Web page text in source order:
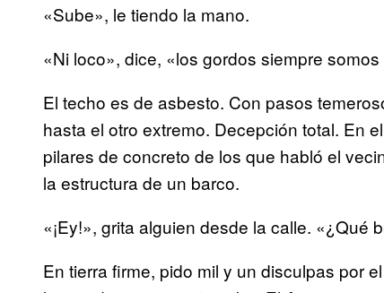
«Sube», le tiendo la mano.
«Ni loco», dice, «los gordos siempre
El techo es de asbesto. Con pasos
hasta el otro extremo. Decepción total. En
pilares de concreto de los que habló el
la estructura de un barco.
«¡Ey!», grita alguien desde la calle. «¿Qué
En tierra firme, pido mil y un disculpas por